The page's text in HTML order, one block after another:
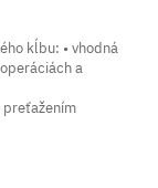
kĺbu: • vhodná
a
preťažením